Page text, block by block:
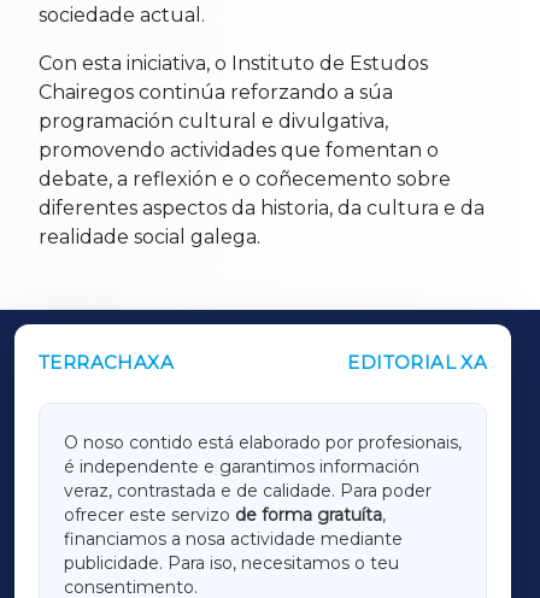
sociedade actual.
Con esta iniciativa, o Instituto de Estudos
Chairegos continúa reforzando a súa
programación cultural e divulgativa,
promovendo actividades que fomentan o
debate, a reflexión e o coñecemento sobre
diferentes aspectos da historia, da cultura e da
realidade social galega.
TERRACHAXA EDITORIAL XA
O noso contido está elaborado por profesionais,
é independente e garantimos información
veraz, contrastada e de calidade. Para poder
ofrecer este servizo de forma gratuíta,
financiamos a nosa actividade mediante
publicidade. Para iso, necesitamos o teu
consentimento.
OUTROS PERIÓDICOS
LUGOXA
TERRACHAXA